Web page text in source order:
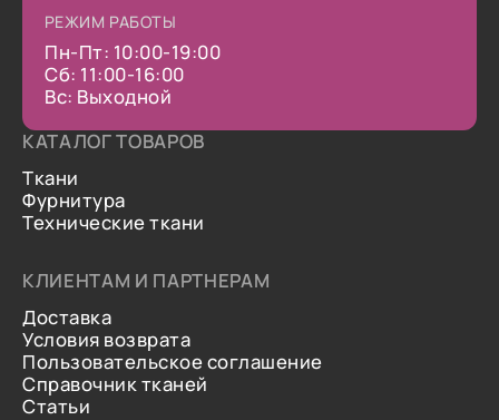
РЕЖИМ РАБОТЫ
Пн-Пт: 10:00-19:00
Сб: 11:00-16:00
Вс: Выходной
КАТАЛОГ ТОВАРОВ
Ткани
Фурнитура
Технические ткани
КЛИЕНТАМ И ПАРТНЕРАМ
Доставка
Условия возврата
Пользовательское соглашение
Справочник тканей
Статьи